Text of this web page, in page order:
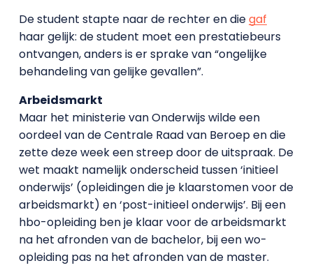
De student stapte naar de rechter en diegaf
haar gelijk: de student moet een prestatiebeurs
ontvangen, anders is er sprake van “ongelijke
behandeling van gelijke gevallen”.
Arbeidsmarkt
Maar het ministerie van Onderwijs wilde een
oordeel van de Centrale Raad van Beroep en die
zette deze week een streep door de uitspraak. De
wet maakt namelijk onderscheid tussen ‘initieel
onderwijs’ (opleidingen die je klaarstomen voor de
arbeidsmarkt) en ‘post-initieel onderwijs’. Bij een
hbo-opleiding ben je klaar voor de arbeidsmarkt
na het afronden van de bachelor, bij een wo-
opleiding pas na het afronden van de master.